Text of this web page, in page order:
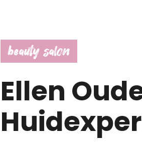
beauty salon
Ellen